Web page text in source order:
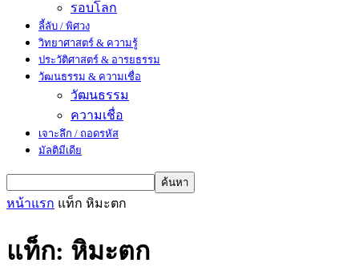
รอบโลก
ลี้ลับ / พิศวง
วิทยาศาสตร์ & ความรู้
ประวัติศาสตร์ & อารยธรรม
วัฒนธรรม & ความเชื่อ
วัฒนธรรม
ความเชื่อ
เจาะลึก / ถอดรหัส
มัลติมีเดีย
หน้าแรก แท็ก หิมะตก
แท็ก: หิมะตก